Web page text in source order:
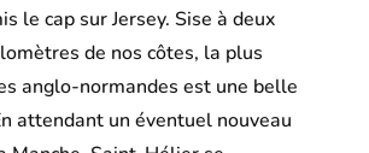
le cap sur Jersey. Sise à deux
de nos côtes, la plus
anglo-normandes est une belle
attendant un éventuel nouveau